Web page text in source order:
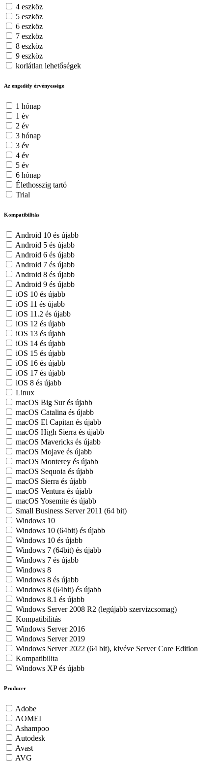
4 eszköz
5 eszköz
6 eszköz
7 eszköz
8 eszköz
9 eszköz
korlátlan lehetőségek
Az engedély érvényessége
1 hónap
1 év
2 év
3 hónap
3 év
4 év
5 év
6 hónap
Élethosszig tartó
Trial
Kompatibilitás
Android 10 és újabb
Android 5 és újabb
Android 6 és újabb
Android 7 és újabb
Android 8 és újabb
Android 9 és újabb
iOS 10 és újabb
iOS 11 és újabb
iOS 11.2 és újabb
iOS 12 és újabb
iOS 13 és újabb
iOS 14 és újabb
iOS 15 és újabb
iOS 16 és újabb
iOS 17 és újabb
iOS 8 és újabb
Linux
macOS Big Sur és újabb
macOS Catalina és újabb
macOS El Capitan és újabb
macOS High Sierra és újabb
macOS Mavericks és újabb
macOS Mojave és újabb
macOS Monterey és újabb
macOS Sequoia és újabb
macOS Sierra és újabb
macOS Ventura és újabb
macOS Yosemite és újabb
Small Business Server 2011 (64 bit)
Windows 10
Windows 10 (64bit) és újabb
Windows 10 és újabb
Windows 7 (64bit) és újabb
Windows 7 és újabb
Windows 8
Windows 8 és újabb
Windows 8 (64bit) és újabb
Windows 8.1 és újabb
Windows Server 2008 R2 (legújabb szervizcsomag)
Kompatibilitás
Windows Server 2016
Windows Server 2019
Windows Server 2022 (64 bit), kivéve Server Core Edition
Kompatibilita
Windows XP és újabb
Producer
Adobe
AOMEI
Ashampoo
Autodesk
Avast
AVG